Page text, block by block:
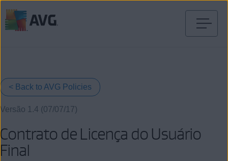
< Back to AVG Policies
Versão 1.4 (07/07/17)
Contrato de Licença do Usuário
Final